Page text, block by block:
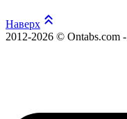
Наверх
2012-2026 © Ontabs.com